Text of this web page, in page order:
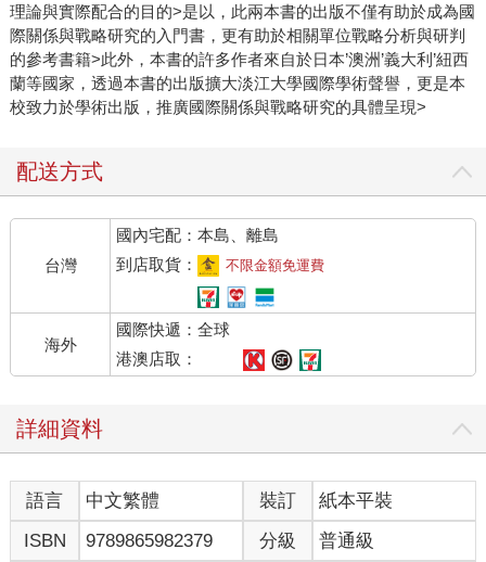
理論與實際配合的目的>是以，此兩本書的出版不僅有助於成為國
際關係與戰略研究的入門書，更有助於相關單位戰略分析與研判
的參考書籍>此外，本書的許多作者來自於日本’澳洲’義大利’紐西
蘭等國家，透過本書的出版擴大淡江大學國際學術聲譽，更是本
校致力於學術出版，推廣國際關係與戰略研究的具體呈現>
配送方式
台灣
國內宅配：本島、離島
到店取貨：
不限金額免運費
海外
國際快遞：全球
港澳店取：
詳細資料
語言 中文繁體 裝訂
紙本平裝
ISBN
9789865982379 分級 普通級